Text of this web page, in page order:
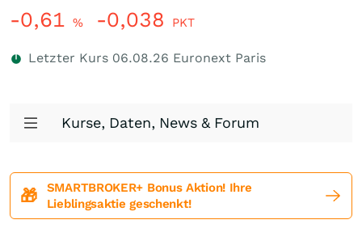
-0,61 % -0,038 PKT
Letzter Kurs 06.08.26 Euronext Paris
Kurse, Daten, News & Forum
🎁
SMARTBROKER+ Bonus Aktion! Ihre
Lieblingsaktie geschenkt!